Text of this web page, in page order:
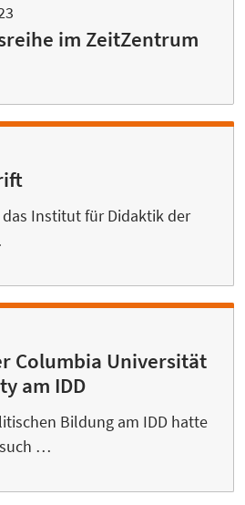
im ZeitZentrum
Institut für Didaktik der
Columbia Universität
am IDD
Bildung am IDD hatte
…